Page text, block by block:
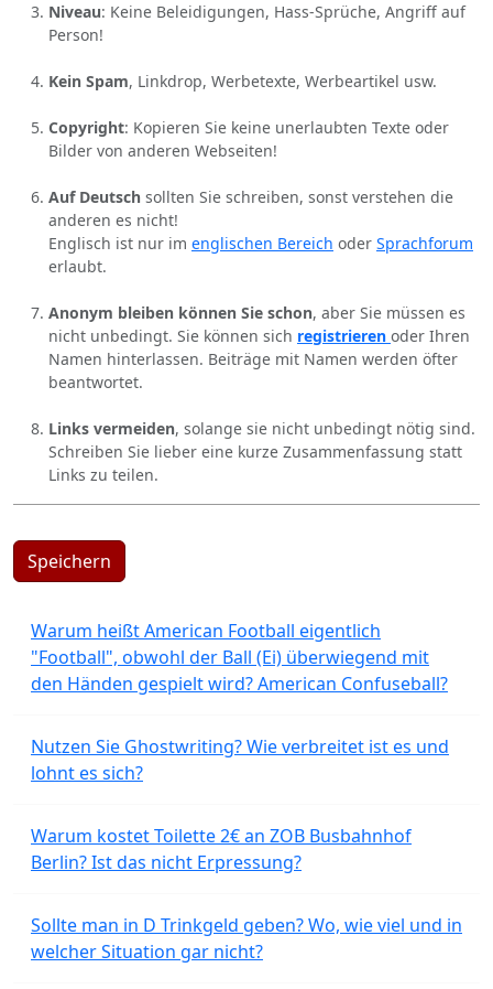
Niveau: Keine Beleidigungen, Hass-Sprüche, Angriff auf
Person!
Kein Spam, Linkdrop, Werbetexte, Werbeartikel usw.
Copyright: Kopieren Sie keine unerlaubten Texte oder
Bilder von anderen Webseiten!
Auf Deutsch sollten Sie schreiben, sonst verstehen die
anderen es nicht!
Englisch ist nur im englischen Bereich oder Sprachforum
erlaubt.
Anonym bleiben können Sie schon, aber Sie müssen es
nicht unbedingt. Sie können sich registrieren oder Ihren
Namen hinterlassen. Beiträge mit Namen werden öfter
beantwortet.
Links vermeiden, solange sie nicht unbedingt nötig sind.
Schreiben Sie lieber eine kurze Zusammenfassung statt
Links zu teilen.
Speichern
Warum heißt American Football eigentlich
"Football", obwohl der Ball (Ei) überwiegend mit
den Händen gespielt wird? American Confuseball?
Nutzen Sie Ghostwriting? Wie verbreitet ist es und
lohnt es sich?
Warum kostet Toilette 2€ an ZOB Busbahnhof
Berlin? Ist das nicht Erpressung?
Sollte man in D Trinkgeld geben? Wo, wie viel und in
welcher Situation gar nicht?